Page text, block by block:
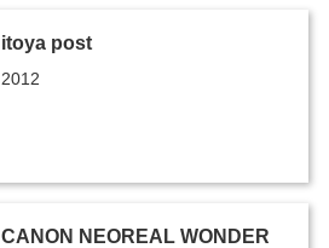
itoya post
2012
CANON NEOREAL WONDER